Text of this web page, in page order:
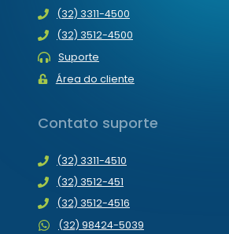
(32) 3311-4500
(32) 3512-4500
Suporte
Área do cliente
Contato suporte
(32) 3311-4510
(32) 3512-451
(32) 3512-4516
(32) 98424-5039